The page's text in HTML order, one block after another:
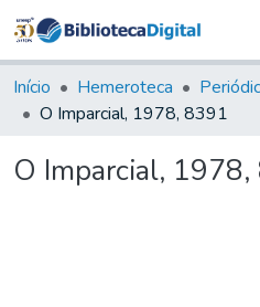
&
Tudo
Início Hemeroteca
O Imparcial, 1978, 8391
O Imparcial,